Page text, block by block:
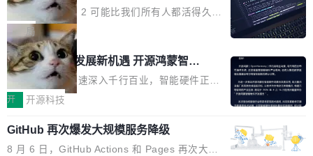
巧机身有效提升市面主流标准A...
的同时,服务商的竞争逻辑正在改变。2026年Top
Agency年度合辑的观察指出,“产品”这个离消费
者最近的载体,在整个品牌营销层面的权重显著变
高了。全域营销服务商的竞争正在从规模转向深
度,案例厚度、全域覆盖、多线协同...
话，他是说出了一个圈内人尽皆知但很少公开捅
破的事实。 Jordan 随后补充了一句软化声明：
「我不认为这些会议上大部分论文都在过度宣传
或造假。问题是，作为读者，如果你筛选出那些
看起来最令人兴奋的论文，那它们大部分都是过
度宣传的。」 这才是真正的痛点。不是所有论文
都有问题，是最吸引眼球的那批论文最有问题。
他引用的帖子来自 Mathew Shen，一位 ICLR 2
026 的读者：「看了篇 ...
3 开源项目
Flash Attention 2 可能比我们所有人都活得久。
这句话不是来自某个技术博客，而是出自 Hieu
Pham 的一条推文。Hieu Pham 是谁？他是 xAI
的早期工程师之一，在 Grok 训练基础设施团队
工作过。近日他在 X 上发了一条帖子，列出了他
认为现代 AI 领域最重要的三个开源项目。 第一
理由很具体。FA 系列不需要解释，但 FA2 是他
认为最重要的一个——复杂度恰到好处，刚好能
局
共商智能硬件发展新机遇 开源鸿蒙智能
硬件开发者日杭州站即将举行
随着万物智联加速深入千行百业，智能硬件正从
单点设备迈向智能化、网联化、协同化发展。作
鸿蒙通过统一技术底座和分布式能力，为不同类
型智能设备的开发、连接与互联提供关键支撑，
开 开源科技
GitHub 再次爆发大规模服务降级
8 月 6 日，GitHub Actions 和 Pages 再次大规